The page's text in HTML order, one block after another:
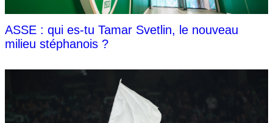
ASSE : qui es-tu Tamar Svetlin, le nouveau
milieu stéphanois ?